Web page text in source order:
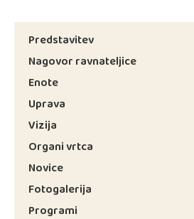
Predstavitev
Nagovor ravnateljice
Enote
Uprava
Vizija
Organi vrtca
Novice
Fotogalerija
Programi